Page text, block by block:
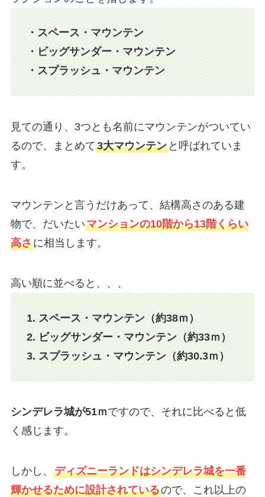
・スペース・マウンテン
・ビッグサンダー・マウンテン
・スプラッシュ・マウンテン
見ての通り、3つとも名前にマウンテンがついてい
るので、まとめて3大マウンテンと呼ばれていま
す。
マウンテンと言うだけあって、結構高さのある建
物で、だいたいマンションの10階から13階くらい
高さに相当します。
高い順に並べると、、、
1. スペース・マウンテン（約38ｍ）
2. ビッグサンダー・マウンテン（約33ｍ）
3. スプラッシュ・マウンテン（約30.3ｍ）
シンデレラ城が51ｍですので、それに比べると低
く感じます。
しかし、 ディズニーランドはシンデレラ城を一番
輝かせるために設計されているので、これ以上の